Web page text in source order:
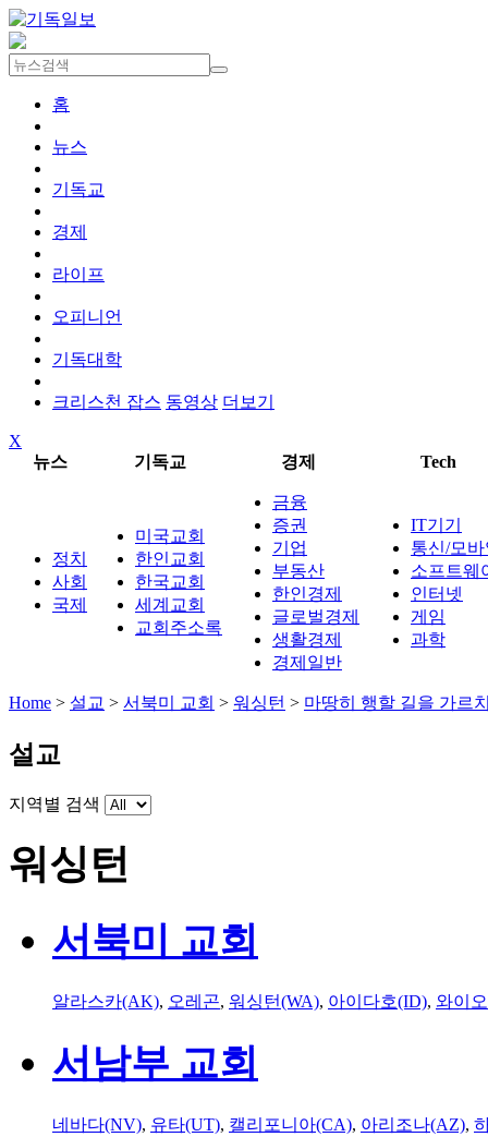
홈
뉴스
기독교
경제
라이프
오피니언
기독대학
크리스천 잡스 동영상 더보기
X
뉴스
기독교 경제 Tech
정치
사회
국제
미국교회
한인교회
한국교회
세계교회
교회주소록
금융
증권
기업
부동산
한인경제
글로벌경제
생활경제
경제일반
IT기기
통신/모
소프트웨
인터넷
게임
과학
Home > 설교 > 서북미 교회 > 워싱턴 > 마땅히 행할 길을 가르
설교
지역별 검색
워싱턴
서북미 교회
알라스카(AK), 오레곤, 워싱턴(WA), 아이다호(ID), 와이
서남부 교회
네바다(NV), 유타(UT), 캘리포니아(CA), 아리조나(AZ),